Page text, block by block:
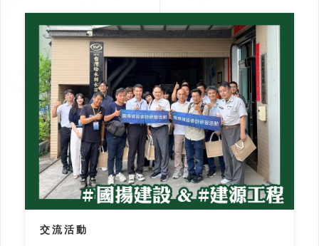
瑞典 DURGO 排水用吸氣
閥
日本小島製作所 T-CORE排
水特殊接頭
丹麥BLÜCHER專業排水設
備
日本KFK自動祛水閥
問與答
設計施工問題
排水通氣問題
工程實績
北部【金高電實業】
交流活動